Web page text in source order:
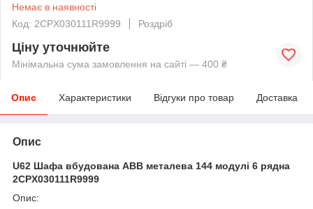
Немає в наявності
Код: 2CPX030111R9999
Роздріб
Ціну уточнюйте
Мінімальна сума замовлення на сайті — 400 ₴
Опис Характеристики Відгуки про товар Доставка
Опис
U62 Шафа вбудована ABB металева 144 модулі 6 рядна
2CPX030111R9999
Опис: